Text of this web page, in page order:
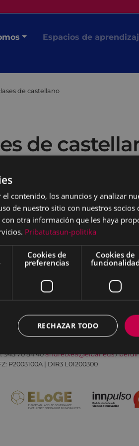
Espacios de
de castellano
de
Política de cookies Contacto
las redes sociales del Ayuntamiento
943 70 84 40andretxea@eibar.eus/
P2003100A | DIR3 L01200300
contenido, los anuncios y analizar
de nuestro sitio con nuestros socios
otra información que les haya
Pribatutasun-politika
Cookies de
preferencias
Cookies de
RECHAZAR TODO